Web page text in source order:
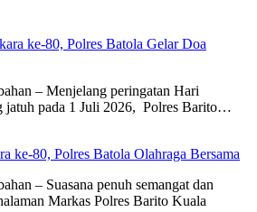
ke-80, Polres Batola Gelar Doa
– ​Menjelang peringatan Hari
jatuh pada 1 Juli 2026, Polres Barito…
ke-80, Polres Batola Olahraga Bersama
– Suasana penuh semangat dan
Markas Polres Barito Kuala